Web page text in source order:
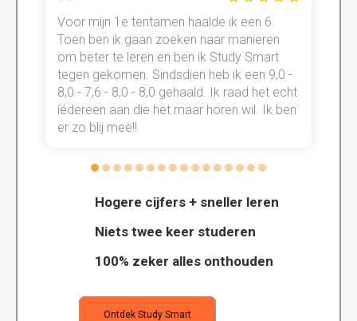
Hogere cijfers + sneller leren
Niets twee keer studeren
100% zeker alles onthouden
Ontdek Study Smart
Voor mijn 1e tentamen haalde ik een 6.
Toen ben ik gaan zoeken naar manieren
om beter te leren en ben ik Study Smart
tegen gekomen. Sindsdien heb ik een 9,0 -
8,0 - 7,6 - 8,0 - 8,0 gehaald. Ik raad het echt
íédereen aan die het maar horen wil. Ik ben
er zo blij mee!!